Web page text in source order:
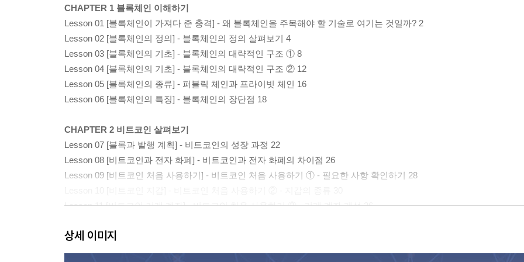
CHAPTER 1 블록체인 이해하기
Lesson 01 [블록체인이 가져다 준 충격] - 왜 블록체인을 주목해야 할 기술로 여기는 것일까? 2
Lesson 02 [블록체인의 정의] - 블록체인의 정의 살펴보기 4
Lesson 03 [블록체인의 기초] - 블록체인의 대략적인 구조 ① 8
Lesson 04 [블록체인의 기초] - 블록체인의 대략적인 구조 ② 12
Lesson 05 [블록체인의 종류] - 퍼블릭 체인과 프라이빗 체인 16
Lesson 06 [블록체인의 특징] - 블록체인의 장단점 18
CHAPTER 2 비트코인 살펴보기
Lesson 07 [블록과 발행 계획] - 비트코인의 성장 과정 22
Lesson 08 [비트코인과 전자 화폐] - 비트코인과 전자 화폐의 차이점 26
Lesson 09 [비트코인 처음 사용하기] - 비트코인 처음 사용하기 ① - 필요한 사항 확인하기 28
Lesson 11 [비트코인 거래 계좌] - 비트코인 처음 사용하기 ③ - 거래 계좌 개설 36
Lesson 13 [비트코인 송금 방법] - 비트코인 송금하기 43
Lesson 14 [보안] - 비트코인의 위험성 이해하기 45
상세 이미지